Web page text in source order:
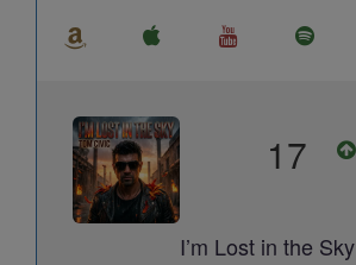
17
I’m Lost in the Sky